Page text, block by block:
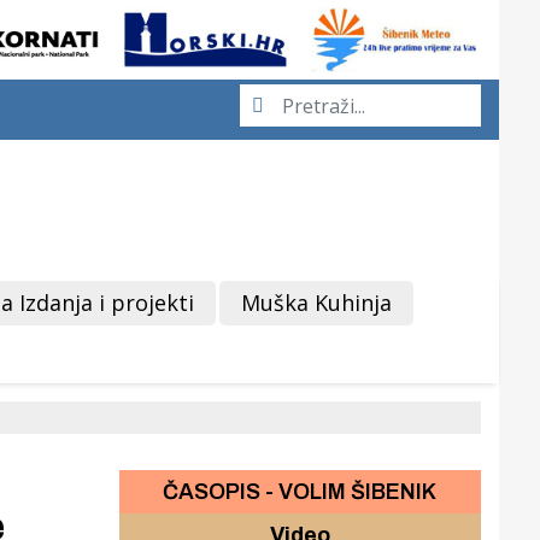
Izdanja i projekti Muška Kuhinja
ČASOPIS - VOLIM ŠIBENIK
Video